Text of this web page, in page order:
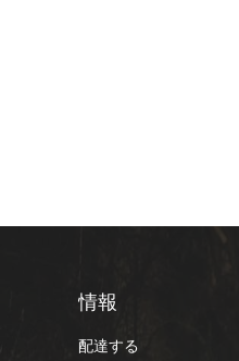
情報
配達する